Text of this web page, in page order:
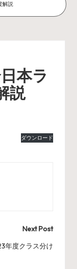
解説
本ラ
説
ダウンロード
Next Post
年度クラス分け